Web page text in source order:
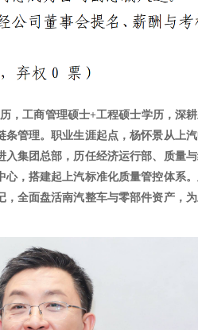
，工商管理硕士+工程硕士学历，深
管理。职业生涯起点，杨怀景从上
集团总部，历任经济运行部、质量
，搭建起上汽标准化质量管控体系
全面盘活南汽整车与零部件资产，